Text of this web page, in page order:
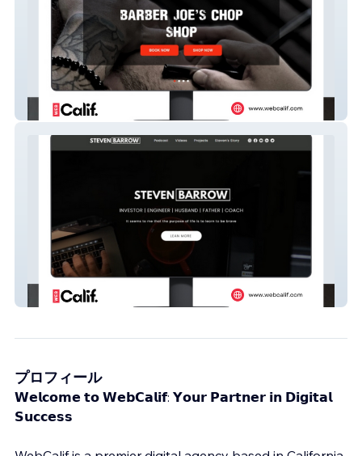
Barber Joes CHOPSHOP
Steven Barrow Data
プロフィール
𝗪𝗲𝗹𝗰𝗼𝗺𝗲 𝘁𝗼 𝗪𝗲𝗯𝗖𝗮𝗹𝗶𝗳: 𝗬𝗼𝘂𝗿 𝗣𝗮𝗿𝘁𝗻𝗲𝗿 𝗶𝗻 𝗗𝗶𝗴𝗶𝘁𝗮𝗹
𝗦𝘂𝗰𝗰𝗲𝘀𝘀